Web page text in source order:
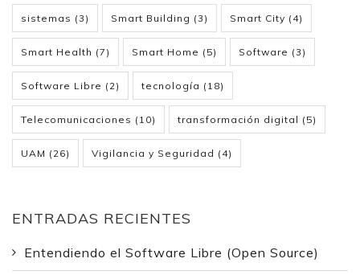
sistemas (3) Smart Building (3) Smart City (4)
Smart Health (7) Smart Home (5) Software (3)
Software Libre (2) tecnología (18)
Telecomunicaciones (10) transformación digital (5)
UAM (26) Vigilancia y Seguridad (4)
ENTRADAS RECIENTES
Entendiendo el Software Libre (Open Source)